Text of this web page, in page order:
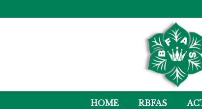
HOME RBFAS